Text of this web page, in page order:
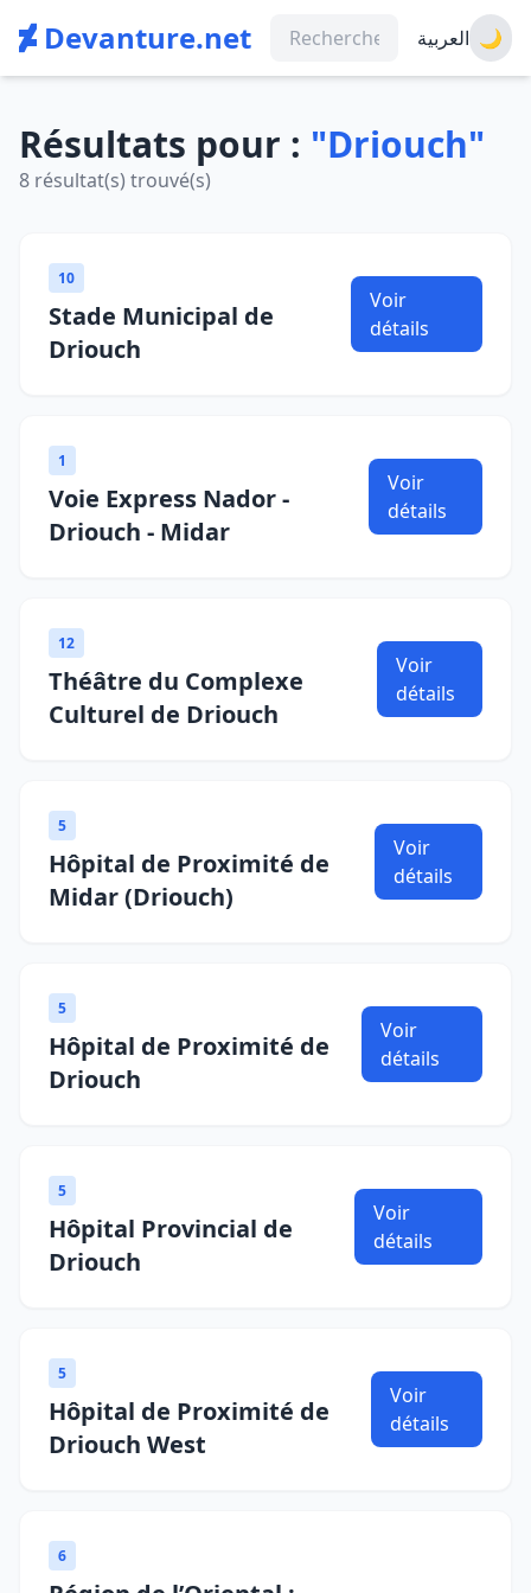
Devanture.net العربية 🌙
Résultats pour : "Driouch"
8 résultat(s) trouvé(s)
10
Stade Municipal de
Driouch
Voir
détails
1
Voie Express Nador -
Driouch - Midar
Voir
détails
12
Théâtre du Complexe
Culturel de Driouch
Voir
détails
5
Hôpital de Proximité de
Midar (Driouch)
Voir
détails
5
Hôpital de Proximité de
Driouch
Voir
détails
5
Hôpital Provincial de
Driouch
Voir
détails
5
Hôpital de Proximité de
Driouch West
Voir
détails
6